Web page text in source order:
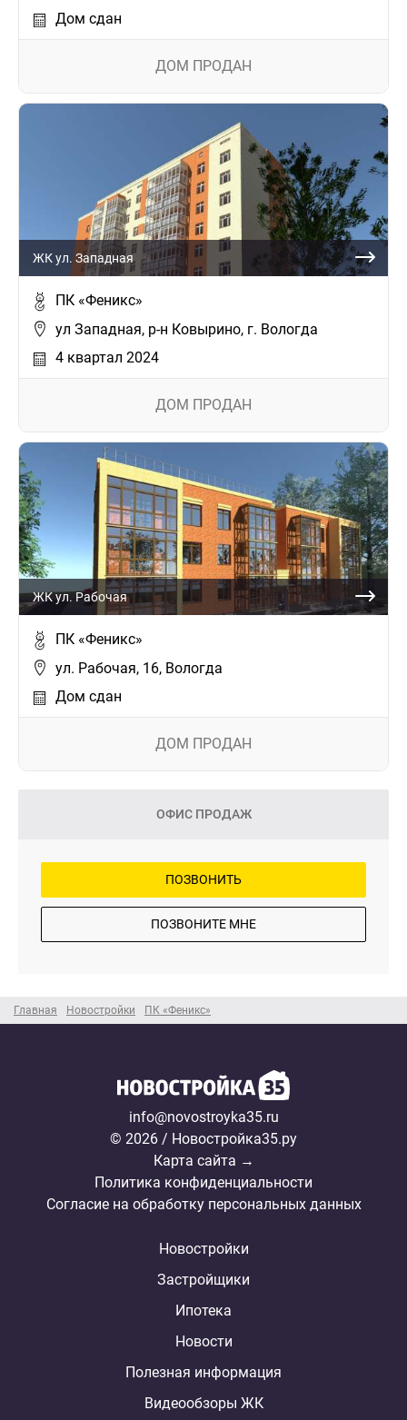
Главная Новостройки ПК «Феникс»
Дом сдан
ДОМ ПРОДАН
ЖК ул. Западная
ПК «Феникс»
ул Западная, р-н Ковырино, г. Вологда
4 квартал 2024
ДОМ ПРОДАН
ЖК ул. Рабочая
ПК «Феникс»
ул. Рабочая, 16, Вологда
Дом сдан
ДОМ ПРОДАН
ОФИС ПРОДАЖ
ПОЗВОНИТЬ
ПОЗВОНИТЕ МНЕ
info@novostroyka35.ru
© 2026 / Новостройка35.ру
Карта сайта →
Политика конфиденциальности
Согласие на обработку персональных данных
Новостройки
Застройщики
Ипотека
Новости
Полезная информация
Видеообзоры ЖК